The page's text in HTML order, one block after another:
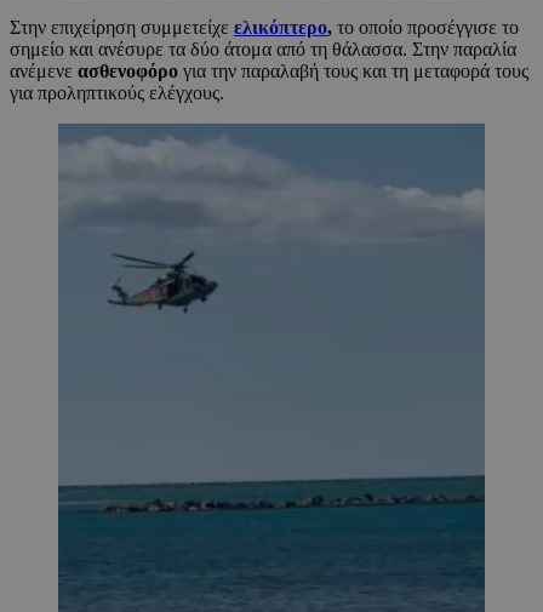
Στην επιχείρηση συμμετείχε ελικόπτερο, το οποίο προσέγγισε το
σημείο και ανέσυρε τα δύο άτομα από τη θάλασσα. Στην παραλία
ανέμενε ασθενοφόρο για την παραλαβή τους και τη μεταφορά τους
για προληπτικούς ελέγχους.